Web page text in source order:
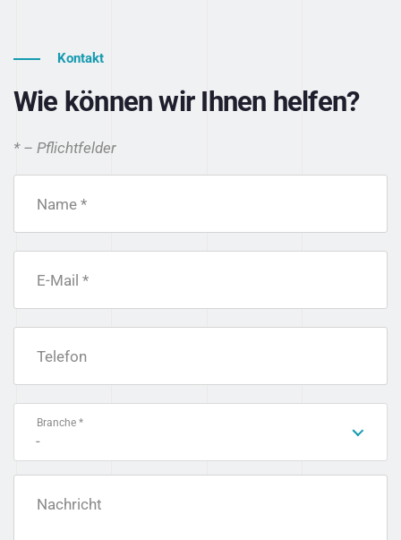
Kontakt
Wie können wir Ihnen helfen?
* – Pflichtfelder
Name *
E-Mail *
Telefon
Branche *
-
Nachricht